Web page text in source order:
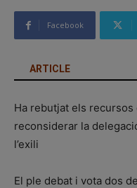
Facebook
ARTICLE
Ha rebutjat els recursos
reconsiderar la
l’exili
El ple debat i vota dos